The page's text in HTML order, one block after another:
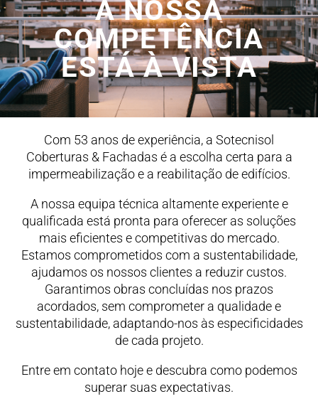
A NOSSA
COMPETÊNCIA
ESTÁ À VISTA
Com 53 anos de experiência, a Sotecnisol
Coberturas & Fachadas é a escolha certa para a
impermeabilização e a reabilitação de edifícios.
A nossa equipa técnica altamente experiente e
qualificada está pronta para oferecer as soluções
mais eficientes e competitivas do mercado.
Estamos comprometidos com a sustentabilidade,
ajudamos os nossos clientes a reduzir custos.
Garantimos obras concluídas nos prazos
acordados, sem comprometer a qualidade e
sustentabilidade, adaptando-nos às especificidades
de cada projeto.
Entre em contato hoje e descubra como podemos
superar suas expectativas.